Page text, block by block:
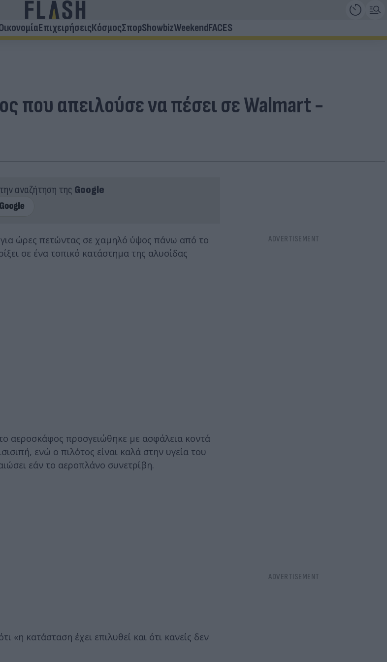
ΕπιχειρήσειςΚόσμοςΣπορShowbizWeekendFACES
που απειλούσε να πέσει σε Walmart -
αναζήτηση της Google
ώρες πετώντας σε χαμηλό ύψος πάνω από το
σε ένα τοπικό κατάστημα της αλυσίδας
αεροσκάφος προσγειώθηκε με ασφάλεια κοντά
ενώ ο πιλότος είναι καλά στην υγεία του
εάν το αεροπλάνο συνετρίβη.
κατάσταση έχει επιλυθεί και ότι κανείς δεν